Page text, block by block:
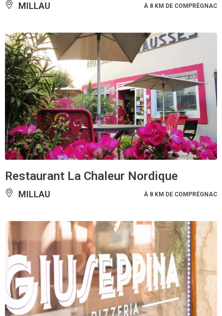
MILLAU À 8 KM DE COMPRÉGNAC
Restaurant La Chaleur Nordique
MILLAU À 8 KM DE COMPRÉGNAC